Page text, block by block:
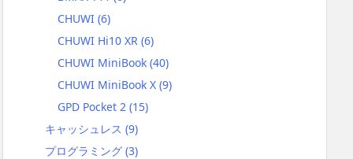
CHUWI (6)
CHUWI Hi10 XR (6)
CHUWI MiniBook (40)
CHUWI MiniBook X (9)
GPD Pocket 2 (15)
キャッシュレス (9)
プログラミング (3)